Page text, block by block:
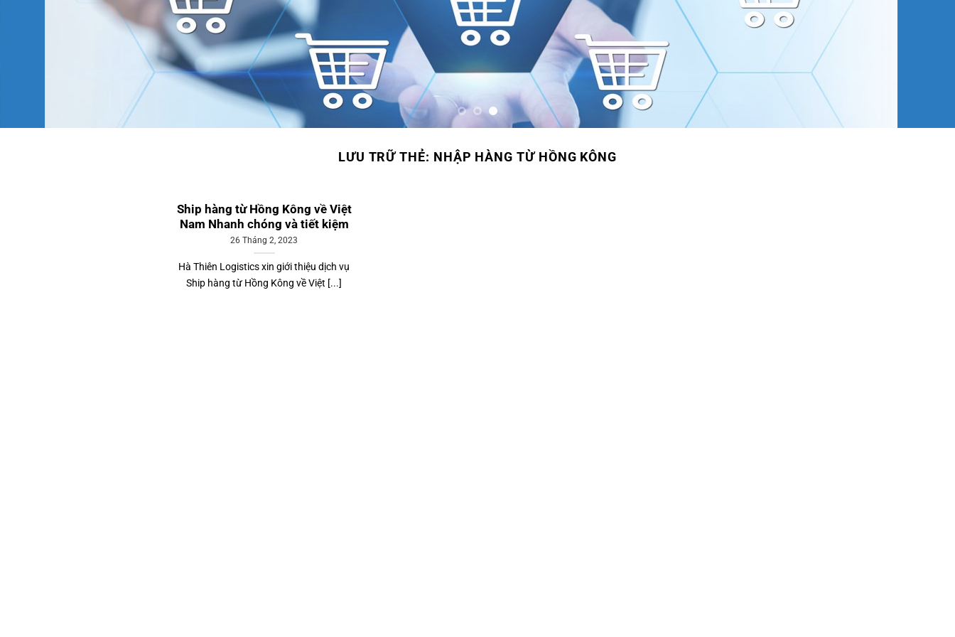
LƯU TRỮ THẺ: NHẬP HÀNG TỪ HỒNG KÔNG
Ship hàng từ Hồng Kông về Việt
Nam Nhanh chóng và tiết kiệm
26 Tháng 2, 2023
Hà Thiên Logistics xin giới thiệu dịch vụ
Ship hàng từ Hồng Kông về Việt [...]